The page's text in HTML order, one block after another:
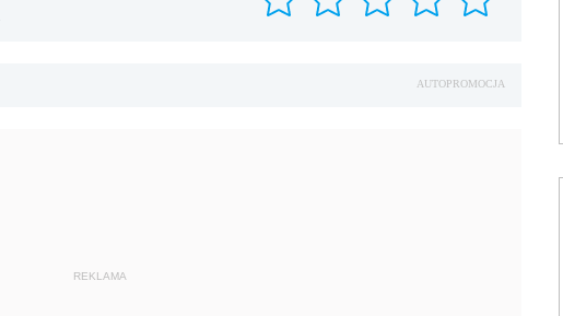
AUTOPROMOCJA
REKLAMA